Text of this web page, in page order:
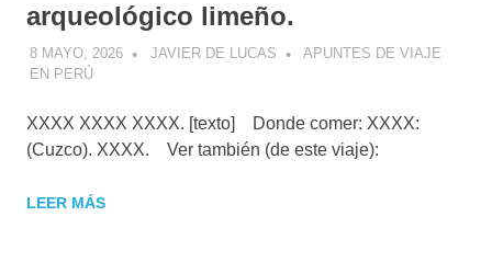
arqueológico limeño.
8 MAYO, 2026 JAVIER DE LUCAS
APUNTES DE VIAJE
EN PERÚ
XXXX XXXX XXXX. [texto] Donde comer: XXXX:
(Cuzco). XXXX. Ver también (de este viaje):
LEER MÁS